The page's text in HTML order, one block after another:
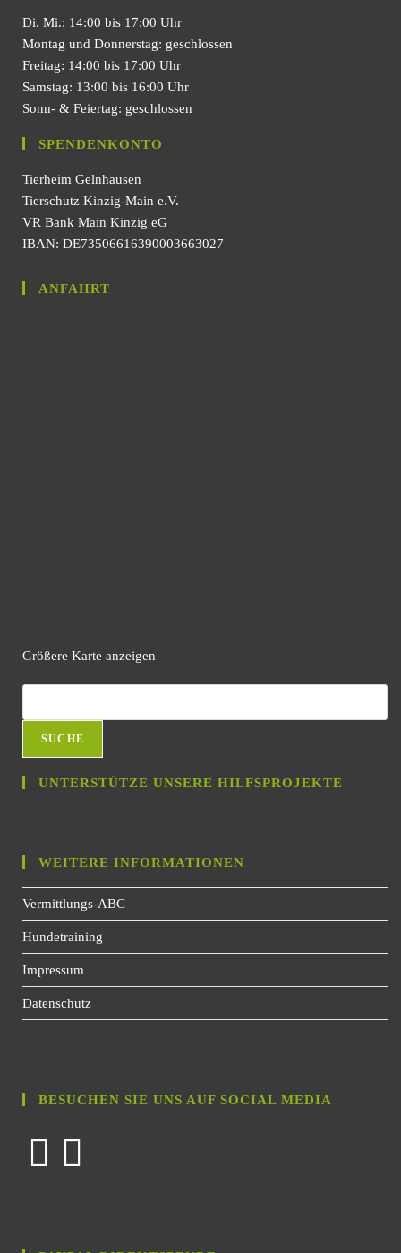
Di. Mi.: 14:00 bis 17:00 Uhr
Montag und Donnerstag: geschlossen
Freitag: 14:00 bis 17:00 Uhr
Samstag: 13:00 bis 16:00 Uhr
Sonn- & Feiertag: geschlossen
SPENDENKONTO
Tierheim Gelnhausen
Tierschutz Kinzig-Main e.V.
VR Bank Main Kinzig eG
IBAN: DE73506616390003663027
ANFAHRT
Größere Karte anzeigen
SUCHE
UNTERSTÜTZE UNSERE HILFSPROJEKTE
WEITERE INFORMATIONEN
Vermittlungs-ABC
Hundetraining
Impressum
Datenschutz
BESUCHEN SIE UNS AUF SOCIAL MEDIA